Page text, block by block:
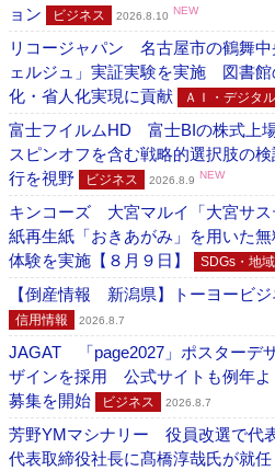
ョン
ビジネス 2026.8.10 NEW
リコージャパン 名古屋市の鶴舞中
ェルジュ」実証実験を実施 図書
化・省人化実現に貢献
ＡＩ・デジタル
富士フイルムHD 富士BIの株式上
スピンオフを含む戦略的選択肢の
行を視野
ビジネス 2026.8.9 NEW
キンコーズ 大宮マルイ「大宮サ
紙再生紙「おきあがみ」を用いた
体験を実施【８月９日】
SDGs・地域
【倒産情報 新潟県】トーヨービ
信用情報 2026.8.7
JAGAT 「page2027」ポスターデ
ザインを採用 公式サイトも例年よ
募集を開始
ビジネス 2026.8.7
芳野YMマシナリー 役員改選で代
代表取締役社長に髙橋淳哉氏が就任